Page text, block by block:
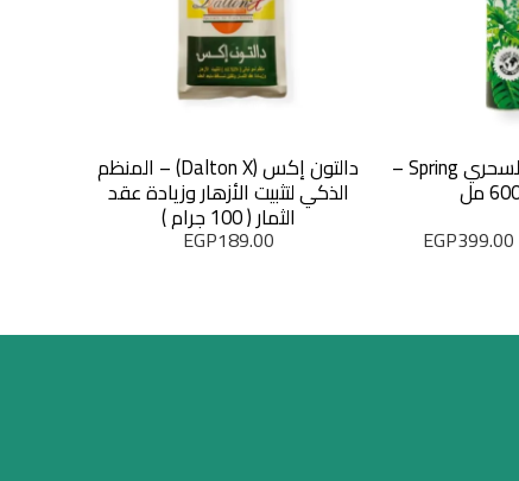
ملمع النباتات السحري Spring –
EGP399.00
دالتون إكس (Dalton X) – المنظم
الذكي لتثبيت الأزهار وزيادة عقد
الثمار ( 100 جرام )
EGP189.00